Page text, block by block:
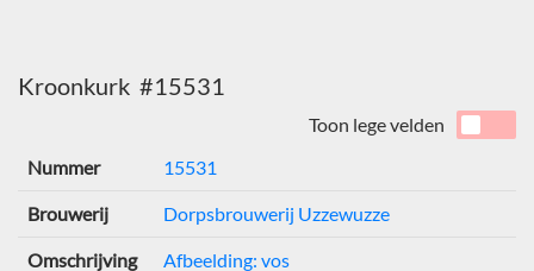
Kroonkurk #15531
Toon lege velden
Nummer
15531
Brouwerij Dorpsbrouwerij Uzzewuzze
Omschrijving
Afbeelding: vos